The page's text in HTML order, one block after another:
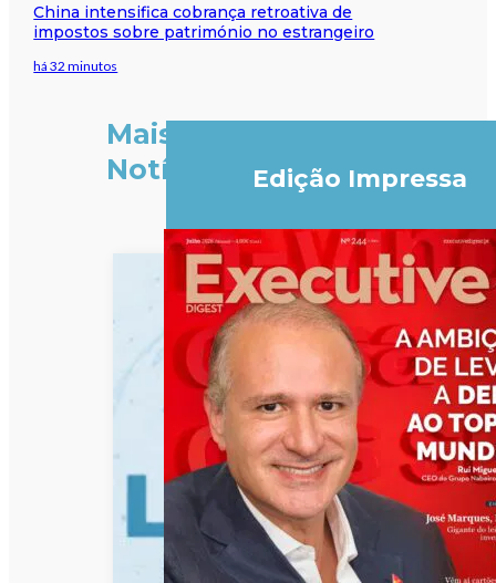
China intensifica cobrança retroativa de
impostos sobre património no estrangeiro
há 32 minutos
Mais
Notícias
Edição Impressa